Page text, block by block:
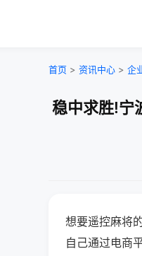
首页 > 资讯中心 > 企
稳中求胜!宁
想要遥控麻将
自己通过电商